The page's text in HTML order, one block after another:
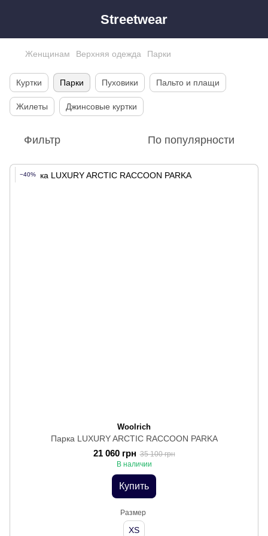
Streetwear
Женщинам Верхняя одежда Парки
Куртки Парки Пуховики Пальто и плащи
Жилеты Джинсовые куртки
Фильтр По популярности
−40%
Woolrich
Парка LUXURY ARCTIC RACCOON PARKA
21 060 грн 35 100 грн
В наличии
Купить
Размер
XS